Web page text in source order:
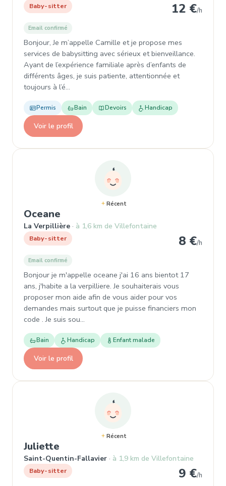
Baby-sitter 12 €/h
Email confirmé
Bonjour, Je m’appelle Camille et je propose mes
services de babysitting avec sérieux et bienveillance.
Ayant de l’expérience familiale après d’enfants de
différents âges, je suis patiente, attentionnée et
toujours à l’é…
Permis Bain Devoirs Handicap
Voir le profil
Récent
Oceane
La Verpillière à 1,6 km de Villefontaine
Baby-sitter 8 €/h
Email confirmé
Bonjour je m'appelle oceane j'ai 16 ans bientot 17
ans, j'habite a la verpilliere. Je souhaiterais vous
proposer mon aide afin de vous aider pour vos
demandes mais surtout que je puisse financiers mon
code . Je suis sou…
Bain Handicap Enfant malade
Voir le profil
Récent
Juliette
Saint-Quentin-Fallavier à 1,9 km de Villefontaine
Baby-sitter 9 €/h